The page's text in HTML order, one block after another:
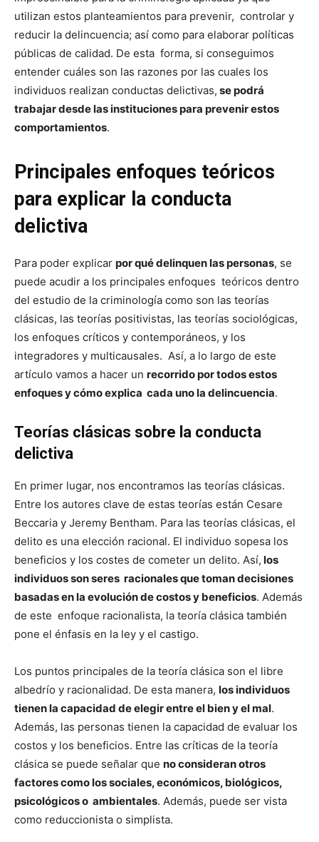
utilizan estos planteamientos para prevenir, controlar y
reducir la delincuencia; así como para elaborar políticas
públicas de calidad. De esta forma, si conseguimos
entender cuáles son las razones por las cuales los
individuos realizan conductas delictivas, se podrá
trabajar desde las instituciones para prevenir estos
comportamientos.
Principales enfoques teóricos
para explicar la conducta
delictiva
Para poder explicar por qué delinquen las personas, se
puede acudir a los principales enfoques teóricos dentro
del estudio de la criminología como son las teorías
clásicas, las teorías positivistas, las teorías sociológicas,
los enfoques críticos y contemporáneos, y los
integradores y multicausales. Así, a lo largo de este
artículo vamos a hacer un recorrido por todos estos
enfoques y cómo explica cada uno la delincuencia.
Teorías clásicas sobre la conducta
delictiva
En primer lugar, nos encontramos las teorías clásicas.
Entre los autores clave de estas teorías están Cesare
Beccaria y Jeremy Bentham. Para las teorías clásicas, el
delito es una elección racional. El individuo sopesa los
beneficios y los costes de cometer un delito. Así, los
individuos son seres racionales que toman decisiones
basadas en la evolución de costos y beneficios. Además
de este enfoque racionalista, la teoría clásica también
pone el énfasis en la ley y el castigo.
Los puntos principales de la teoría clásica son el libre
albedrío y racionalidad. De esta manera, los individuos
tienen la capacidad de elegir entre el bien y el mal.
Además, las personas tienen la capacidad de evaluar los
costos y los beneficios. Entre las críticas de la teoría
clásica se puede señalar que no consideran otros
factores como los sociales, económicos, biológicos,
psicológicos o ambientales. Además, puede ser vista
como reduccionista o simplista.